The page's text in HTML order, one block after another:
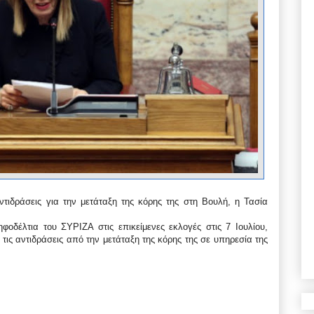
για την μετάταξη της κόρης της στη Βουλή, η Τασία
του ΣΥΡΙΖΑ στις επικείμενες εκλογές στις 7 Ιουλίου,
αντιδράσεις από την μετάταξη της κόρης της σε υπηρεσία της